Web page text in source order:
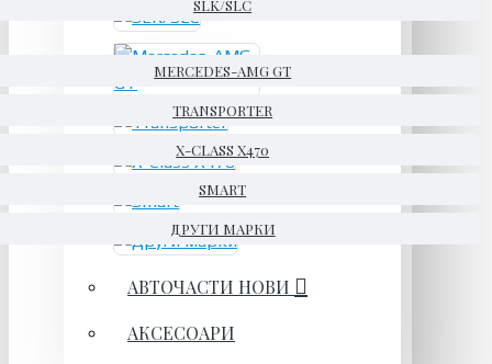
SLK/SLC
MERCEDES-AMG GT
TRANSPORTER
X-CLASS X470
SMART
ДРУГИ МАРКИ
АВТОЧАСТИ НОВИ
АКСЕСОАРИ